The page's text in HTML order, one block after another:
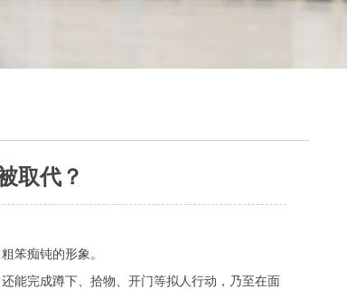
取代？
笨痴钝的形象。
能完成蹲下、拾物、开门等拟人行动，乃至在面